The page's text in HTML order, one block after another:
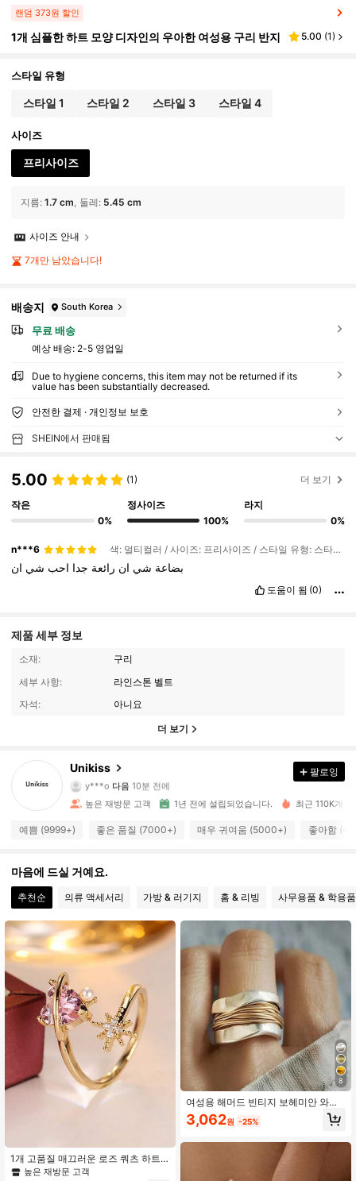
랜덤 373원 할인
1개 심플한 하트 모양 디자인의 우아한 여성용 구리 반지 5.00 (1)
스타일 유형
스타일 1 스타일 2 스타일 3 스타일 4
사이즈
프리사이즈
지름: 1.7 cm 둘레: 5.45 cm
사이즈 안내
7개만 남았습니다!
배송지 South Korea
무료 배송
예상 배송: 2-5 영업일
Due to hygiene concerns, this item may not be returned if its
value has been substantially decreased.
안전한 결제 · 개인정보 보호
SHEIN에서 판매됨
5.00 (1) 더 보기
작은
0%
정사이즈
100%
라지
0%
n***6 색: 멀티컬러 / 사이즈: 프리사이즈 / 스타일 유형: 스타일 2
بضاعة شي ان رائعة جدا احب شي ان
도움이 됨 (0)
제품 세부 정보
소재:
구리
세부 사항:
라인스톤 벨트
자석:
아니요
더 보기
Unikiss
y***o다음
a***6 가 탐색 중입니다
4.92
4.92 3.3K 팔로워
4.92 3.3K 팔로워
4.92 3.3K 팔로워
4.92 3.3K 팔로워
4.92
팔로잉
높은 재방문 고객 1년 전에 설립되었습니다. 최근 110K개
예쁨 (9999+) 좋은 품질 (7000+) 매우 귀여움 (5000+) 좋아함
마음에 드실 거예요.
추천순 의류 액세서리 가방 & 러기지 홈 & 리빙 사무용품 & 학용품
1개 고품질 매끄러운 로즈 쿼츠 하트
모양 반지, 섬세한 진주 악센트, 달콤
높은 재방문 고객
8
여성용 해머드 빈티지 보헤미안 와이
드 밴드 반지, 내구성 있는 일상용 및
추수감사절 선물, 장식용 주얼리
3,062원 -25%